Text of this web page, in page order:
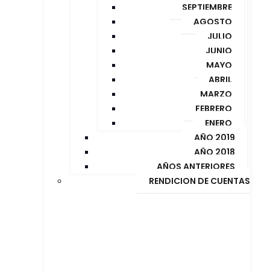
SEPTIEMBRE
AGOSTO
JULIO
JUNIO
MAYO
ABRIL
MARZO
FEBRERO
ENERO
AÑO 2019
AÑO 2018
AÑOS ANTERIORES
RENDICION DE CUENTAS